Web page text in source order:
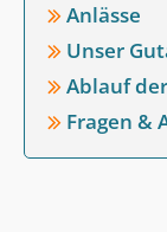
Anlässe
Unser
Ablauf
Fragen &